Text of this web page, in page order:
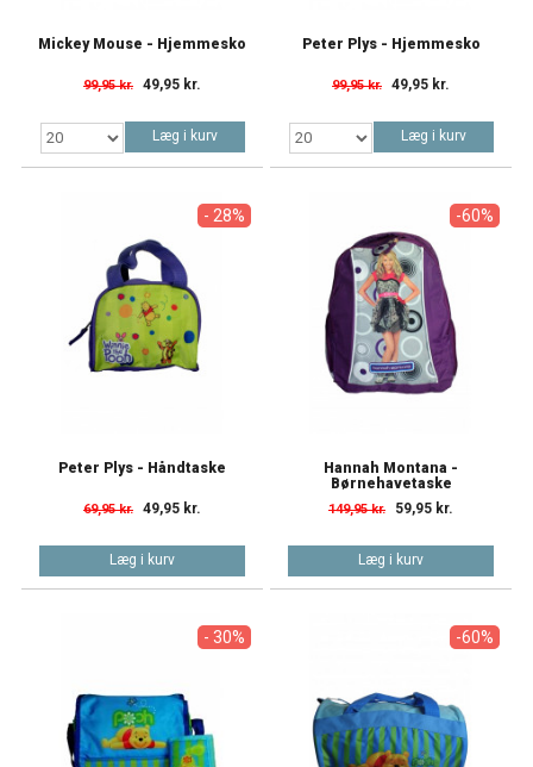
Mickey Mouse - Hjemmesko
99,95 kr. 49,95 kr.
Læg i kurv
Peter Plys - Hjemmesko
99,95 kr. 49,95 kr.
Læg i kurv
- 28%
Peter Plys - Håndtaske
69,95 kr. 49,95 kr.
Læg i kurv
-60%
Hannah Montana -
Børnehavetaske
149,95 kr. 59,95 kr.
Læg i kurv
- 30% -60%